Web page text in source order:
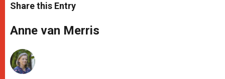
t
s
p
p
s
e
g
e
e
b
o
k
r
Share this Entry
Anne van Merris